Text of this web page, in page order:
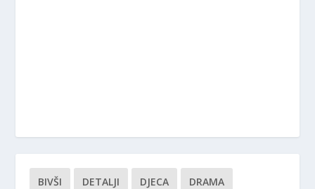
BIVŠI DETALJI DJECA DRAMA